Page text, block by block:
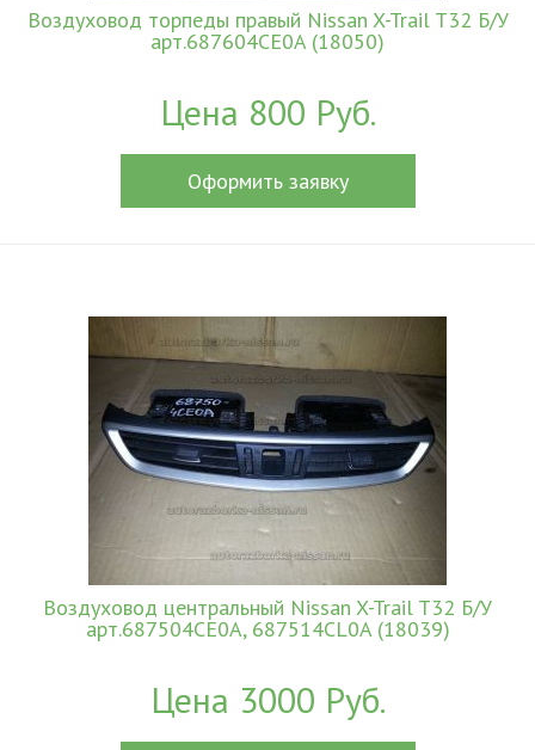
Воздуховод торпеды правый Nissan X-Trail T32 Б/У
арт.687604CE0A (18050)
Цена 800 Руб.
Оформить заявку
Воздуховод центральный Nissan X-Trail T32 Б/У
арт.687504CE0A, 687514CL0A (18039)
Цена 3000 Руб.